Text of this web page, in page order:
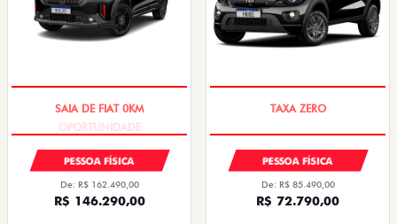
PESSOA FÍSICA
De: R$ 162.490,00
R$ 146.290,00
PESSOA FÍSICA
De: R$ 85.490,00
R$ 72.790,00